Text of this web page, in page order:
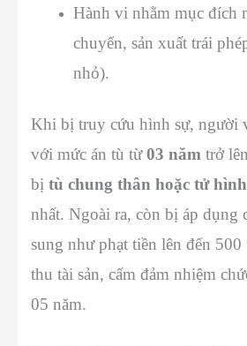
Hành vi nhằm mục đích
chuyển, sản xuất trái
nhỏ).
Khi bị truy cứu hình sự, người
với mức án tù từ03 năm trở
bị tù chung thân hoặc tử hình
nhất. Ngoài ra, còn bị áp dụng
sung như phạt tiền lên đến
thu tài sản, cấm đảm nhiệm
05 năm.